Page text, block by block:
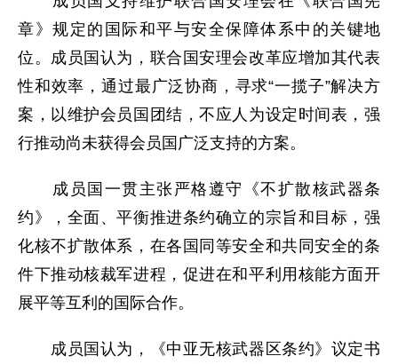
章》规定的国际和平与安全保障体系中的关键地
位。成员国认为，联合国安理会改革应增加其代表
性和效率，通过最广泛协商，寻求“一揽子”解决方
案，以维护会员国团结，不应人为设定时间表，强
行推动尚未获得会员国广泛支持的方案。
成员国一贯主张严格遵守《不扩散核武器条
约》，全面、平衡推进条约确立的宗旨和目标，强
化核不扩散体系，在各国同等安全和共同安全的条
件下推动核裁军进程，促进在和平利用核能方面开
展平等互利的国际合作。
成员国认为，《中亚无核武器区条约》议定书